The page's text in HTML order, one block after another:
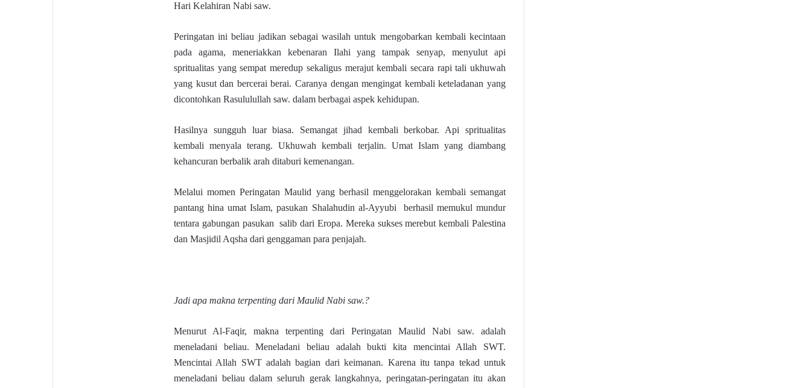
Hari Kelahiran Nabi saw.
Peringatan ini beliau jadikan sebagai wasilah untuk mengobarkan kembali kecintaan
pada agama, meneriakkan kebenaran Ilahi yang tampak senyap, menyulut api
spritualitas yang sempat meredup sekaligus merajut kembali secara rapi tali ukhuwah
yang kusut dan bercerai berai. Caranya dengan mengingat kembali keteladanan yang
dicontohkan Rasululullah saw. dalam berbagai aspek kehidupan.
Hasilnya sungguh luar biasa. Semangat jihad kembali berkobar. Api spritualitas
kembali menyala terang. Ukhuwah kembali terjalin. Umat Islam yang diambang
kehancuran berbalik arah ditaburi kemenangan.
Melalui momen Peringatan Maulid yang berhasil menggelorakan kembali semangat
pantang hina umat Islam, pasukan Shalahudin al-Ayyubi berhasil memukul mundur
tentara gabungan pasukan salib dari Eropa. Mereka sukses merebut kembali Palestina
dan Masjidil Aqsha dari genggaman para penjajah.
Jadi apa makna terpenting dari Maulid Nabi saw.?
Menurut Al-Faqir, makna terpenting dari Peringatan Maulid Nabi saw. adalah
meneladani beliau. Meneladani beliau adalah bukti kita mencintai Allah SWT.
Mencintai Allah SWT adalah bagian dari keimanan. Karena itu tanpa tekad untuk
meneladani beliau dalam seluruh gerak langkahnya, peringatan-peringatan itu akan